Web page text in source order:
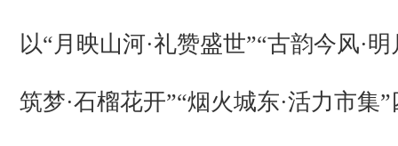
以“月映山河·礼赞盛世”“古韵今风·
筑梦·石榴花开”“烟火城东·活力市集